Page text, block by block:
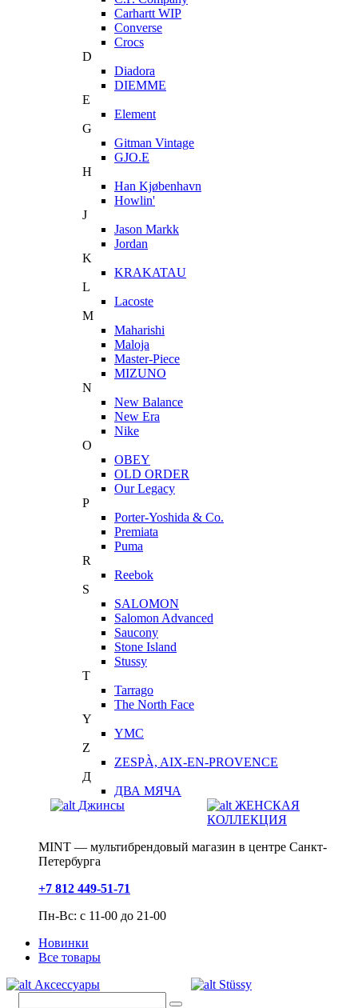
Carhartt WIP
Converse
Crocs
D
Diadora
DIEMME
E
Element
G
Gitman Vintage
GJO.E
H
Han Kjøbenhavn
Howlin'
J
Jason Markk
Jordan
K
KRAKATAU
L
Lacoste
M
Maharishi
Maloja
Master-Piece
MIZUNO
N
New Balance
New Era
Nike
O
OBEY
OLD ORDER
Our Legacy
P
Porter-Yoshida & Co.
Premiata
Puma
R
Reebok
S
SALOMON
Salomon Advanced
Saucony
Stone Island
Stussy
T
Tarrago
The North Face
Y
YMC
Z
ZESPÀ, AIX-EN-PROVENCE
Д
ДВА МЯЧА
Джинсы
ЖЕНСКАЯ
КОЛЛЕКЦИЯ
MINT — мультибрендовый магазин в центре Санкт-
Петербурга
+7 812 449-51-71
Пн-Вс: с 11-00 до 21-00
Новинки
Все товары
Аксессуары
Stüssy